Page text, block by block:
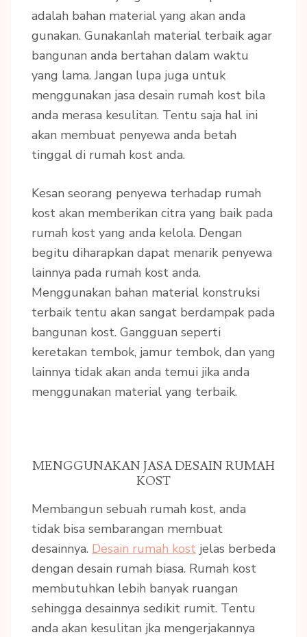
adalah bahan material yang akan anda
gunakan. Gunakanlah material terbaik agar
bangunan anda bertahan dalam waktu
yang lama. Jangan lupa juga untuk
menggunakan jasa desain rumah kost bila
anda merasa kesulitan. Tentu saja hal ini
akan membuat penyewa anda betah
tinggal di rumah kost anda.
Kesan seorang penyewa terhadap rumah
kost akan memberikan citra yang baik pada
rumah kost yang anda kelola. Dengan
begitu diharapkan dapat menarik penyewa
lainnya pada rumah kost anda.
Menggunakan bahan material konstruksi
terbaik tentu akan sangat berdampak pada
bangunan kost. Gangguan seperti
keretakan tembok, jamur tembok, dan yang
lainnya tidak akan anda temui jika anda
menggunakan material yang terbaik.
MENGGUNAKAN JASA DESAIN RUMAH
KOST
Membangun sebuah rumah kost, anda
tidak bisa sembarangan membuat
desainnya. Desain rumah kost jelas berbeda
dengan desain rumah biasa. Rumah kost
membutuhkan lebih banyak ruangan
sehingga desainnya sedikit rumit. Tentu
anda akan kesulitan jka mengerjakannya